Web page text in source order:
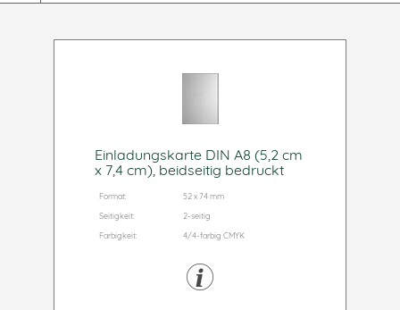
Einladungskarte DIN A8 (5,2 cm
x 7,4 cm), beidseitig bedruckt
Format:
52 x 74 mm
Seitigkeit:
2-seitig
Farbigkeit:
4/4-farbig CMYK